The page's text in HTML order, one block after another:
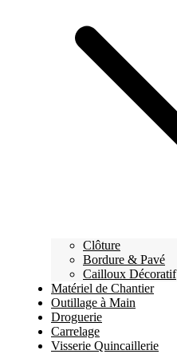
Clôture
Bordure & Pavé
Cailloux Décoratif
Matériel de Chantier
Outillage à Main
Droguerie
Carrelage
Visserie Quincaillerie